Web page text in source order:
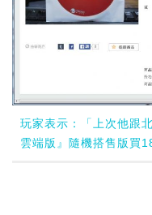
玩家表示：「上次他跟
雲端版』隨機搭售版買